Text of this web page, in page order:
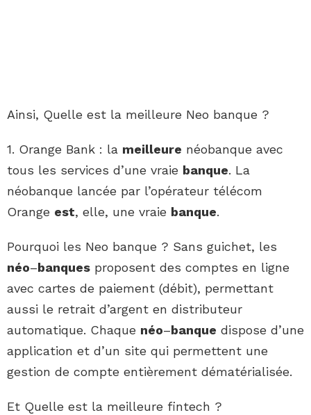
Ainsi, Quelle est la meilleure Neo banque ?
1. Orange Bank : la meilleure néobanque avec
tous les services d’une vraie banque. La
néobanque lancée par l’opérateur télécom
Orange est, elle, une vraie banque.
Pourquoi les Neo banque ? Sans guichet, les
néo–banques proposent des comptes en ligne
avec cartes de paiement (débit), permettant
aussi le retrait d’argent en distributeur
automatique. Chaque néo–banque dispose d’une
application et d’un site qui permettent une
gestion de compte entièrement dématérialisée.
Et Quelle est la meilleure fintech ?